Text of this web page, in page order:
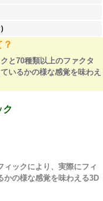
と70種類以上のファクタ
いるかの様な感覚を味わえ
ク
ィックにより、実際にフィ
かの様な感覚を味わえる3D